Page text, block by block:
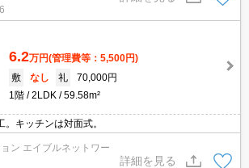
6.2万円(管理費等：5,500円)
敷
なし 礼
70,000円
1階
2LDK 59.58m²
。キッチンは対面式。
ン エイブルネットワー
詳細を見る